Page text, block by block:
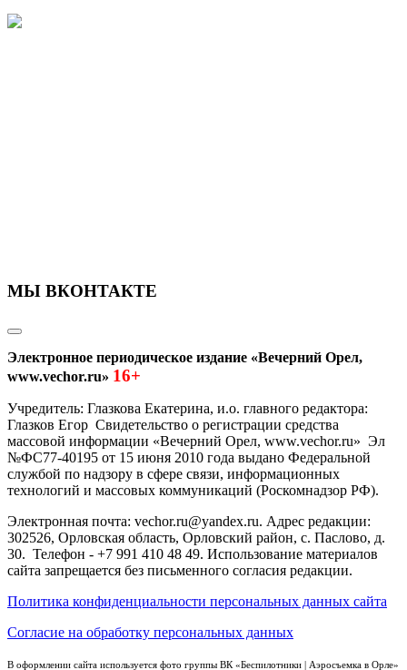
МЫ ВКОНТАКТЕ
Электронное периодическое издание «Вечерний Орел,
www.vechor.ru» 16+
Учредитель: Глазкова Екатерина, и.о. главного редактора:
Глазков Егор Свидетельство о регистрации средства
массовой информации «Вечерний Орел, www.vechor.ru» Эл
№ФС77-40195 от 15 июня 2010 года выдано Федеральной
службой по надзору в сфере связи, информационных
технологий и массовых коммуникаций (Роскомнадзор РФ).
Электронная почта: vechor.ru@yandex.ru. Адрес редакции:
302526, Орловская область, Орловский район, с. Паслово, д.
30. Телефон - +7 991 410 48 49. Использование материалов
сайта запрещается без письменного согласия редакции.
Политика конфиденциальности персональных данных сайта
Согласие на обработку персональных данных
В оформлении сайта используется фото группы ВК «Беспилотники | Аэросъемка в Орле»